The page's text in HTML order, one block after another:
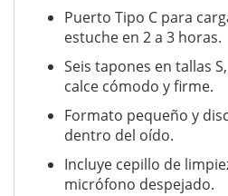
Puerto Tipo C para
estuche en 2 a 3 horas.
Seis tapones en tallas
calce cómodo y firme.
Formato pequeño y
dentro del oído.
Incluye cepillo de
micrófono despejado.